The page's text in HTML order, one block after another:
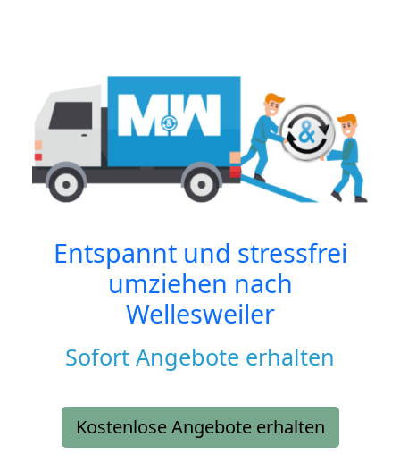
Entspannt und stressfrei
umziehen nach
Wellesweiler
Sofort Angebote erhalten
Kostenlose Angebote erhalten